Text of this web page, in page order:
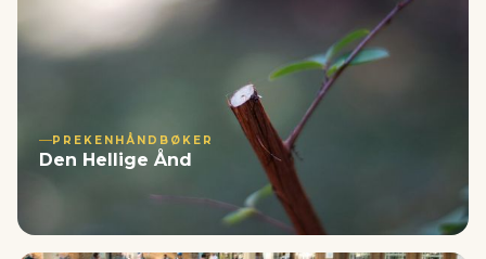
PREKENHÅNDBØKER
Den Hellige Ånd